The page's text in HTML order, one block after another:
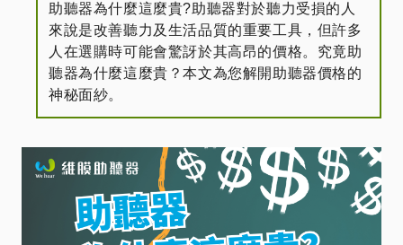
助聽器為什麼這麼貴?助聽器對於聽力受損的人
來說是改善聽力及生活品質的重要工具，但許多
人在選購時可能會驚訝於其高昂的價格。究竟助
聽器為什麼這麼貴？本文為您解開助聽器價格的
神秘面紗。